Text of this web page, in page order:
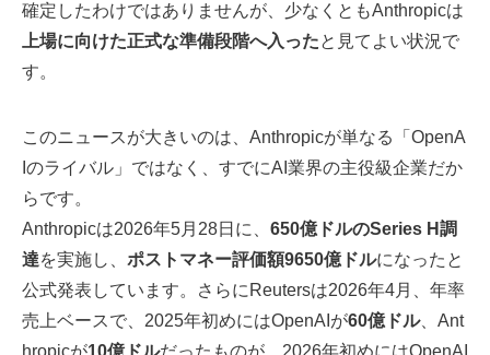
確定したわけではありませんが、少なくともAnthropicは
上場に向けた正式な準備段階へ入ったと見てよい状況で
す。
このニュースが大きいのは、Anthropicが単なる「OpenA
Iのライバル」ではなく、すでにAI業界の主役級企業だか
らです。
Anthropicは2026年5月28日に、 650億ドルのSeries H調
達を実施し、 ポストマネー評価額9650億ドルになったと
公式発表しています。さらにReutersは2026年4月、年率
売上ベースで、2025年初めにはOpenAIが60億ドル、Ant
hropicが10億ドルだったものが、2026年初めにはOpenAI